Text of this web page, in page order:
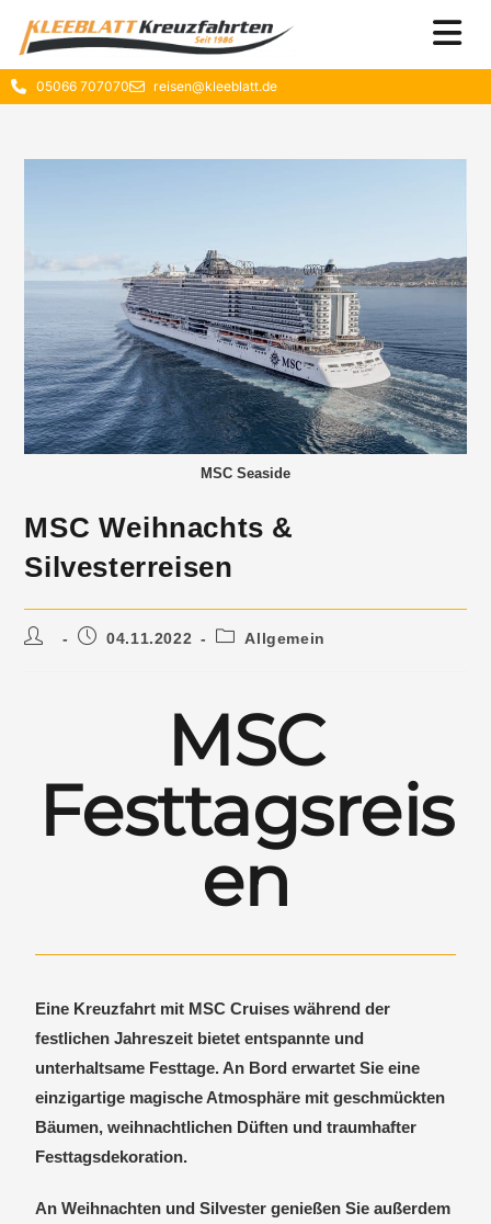
05066 707070 reisen@kleeblatt.de
MSC Seaside
MSC Weihnachts &
Silvesterreisen
04.11.2022 Allgemein
MSC
Festtagsreis
en
Eine Kreuzfahrt mit MSC Cruises während der
festlichen Jahreszeit bietet entspannte und
unterhaltsame Festtage. An Bord erwartet Sie eine
einzigartige magische Atmosphäre mit geschmückten
Bäumen, weihnachtlichen Düften und traumhafter
Festtagsdekoration.
AnWeihnachten und Silvester genießen Sie außerdem